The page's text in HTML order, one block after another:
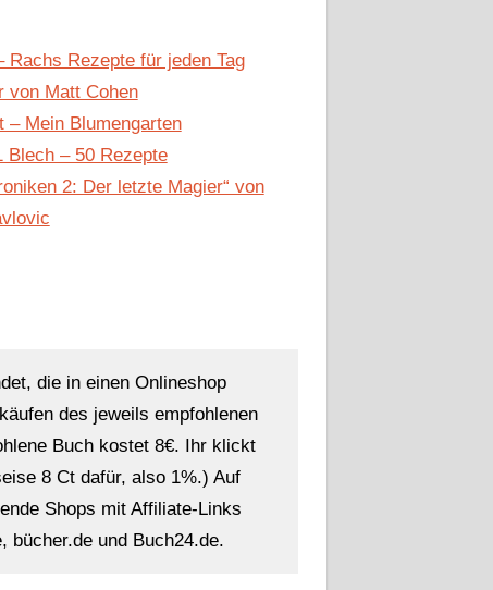
Rachs Rezepte für jeden Tag
von Matt Cohen
– Mein Blumengarten
Blech – 50 Rezepte
2: Der letzte Magier“ von
die in einen Onlineshop
des jeweils empfohlenen
Buch kostet 8€. Ihr klickt
8 Ct dafür, also 1%.) Auf
Shops mit Affiliate-Links
bücher.de und Buch24.de.